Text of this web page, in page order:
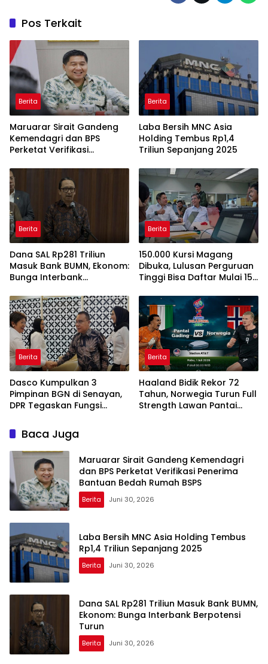
Pos Terkait
Berita
Maruarar Sirait Gandeng
Kemendagri dan BPS
Perketat Verifikasi
Rumah BSPS
Berita
Laba Bersih MNC Asia
Holding Tembus Rp1,4
Triliun Sepanjang 2025
Berita
Dana SAL Rp281 Triliun
Masuk Bank BUMN, Ekonom:
Bunga Interbank
Berita
150.000 Kursi Magang
Dibuka, Lulusan Perguruan
Tinggi Bisa Daftar Mulai 15
Berita
Dasco Kumpulkan 3
Pimpinan BGN di Senayan,
DPR Tegaskan Fungsi
Berita
Haaland Bidik Rekor 72
Tahun, Norwegia Turun Full
Strength Lawan Pantai
Baca Juga
Maruarar Sirait Gandeng Kemendagri
dan BPS Perketat Verifikasi Penerima
Bantuan Bedah Rumah BSPS
Berita Juni 30, 2026
Laba Bersih MNC Asia Holding Tembus
Rp1,4 Triliun Sepanjang 2025
Berita Juni 30, 2026
Dana SAL Rp281 Triliun Masuk Bank BUMN,
Ekonom: Bunga Interbank Berpotensi
Turun
Berita Juni 30, 2026